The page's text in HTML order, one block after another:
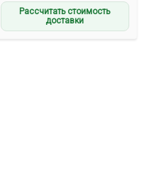
Рассчитать стоимость
доставки